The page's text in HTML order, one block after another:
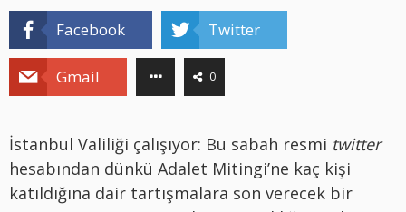
Facebook Twitter
Gmail 0
İstanbul Valiliği çalışıyor: Bu sabah resmi twitter
hesabından dünkü Adalet Mitingi’ne kaç kişi
katıldığına dair tartışmalara son verecek bir